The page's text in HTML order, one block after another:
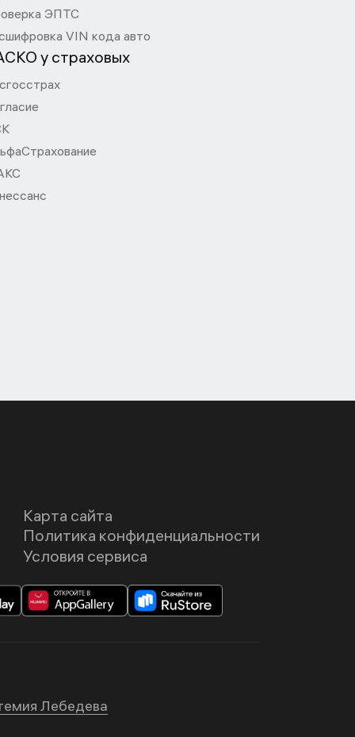
ЭПТС
VIN кода авто
у страховых
Карта сайта
Политика конфиденциальности
Условия сервиса
Лебедева